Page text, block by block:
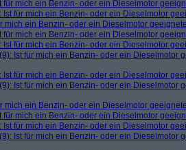
für mich ein Benzin- oder ein Dieselmotor
Ist für mich ein Benzin- oder ein Dieselmotor
mich ein Benzin- oder ein Dieselmotor
für mich ein Benzin- oder ein Dieselmotor
Ist für mich ein Benzin- oder ein Dieselmotor
Ist für mich ein Benzin- oder ein Dieselmotor
Ist für mich ein Benzin- oder ein Dieselmotor
Ist für mich ein Benzin- oder ein Dieselmotor
mich ein Benzin- oder ein Dieselmotor
für mich ein Benzin- oder ein Dieselmotor
Ist für mich ein Benzin- oder ein Dieselmotor
Ist für mich ein Benzin- oder ein Dieselmotor